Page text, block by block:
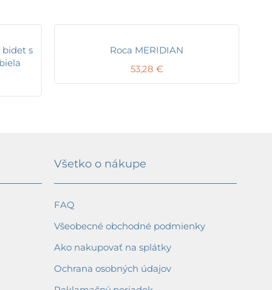
bidet s
Roca MERIDIAN
53,28 €
Všetko o nákupe
FAQ
Všeobecné obchodné podmienky
Ako nakupovať na splátky
Ochrana osobných údajov